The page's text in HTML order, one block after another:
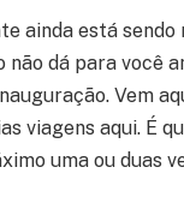
ainda está
dá para você
Vem
viagens aqui. É
uma ou duas